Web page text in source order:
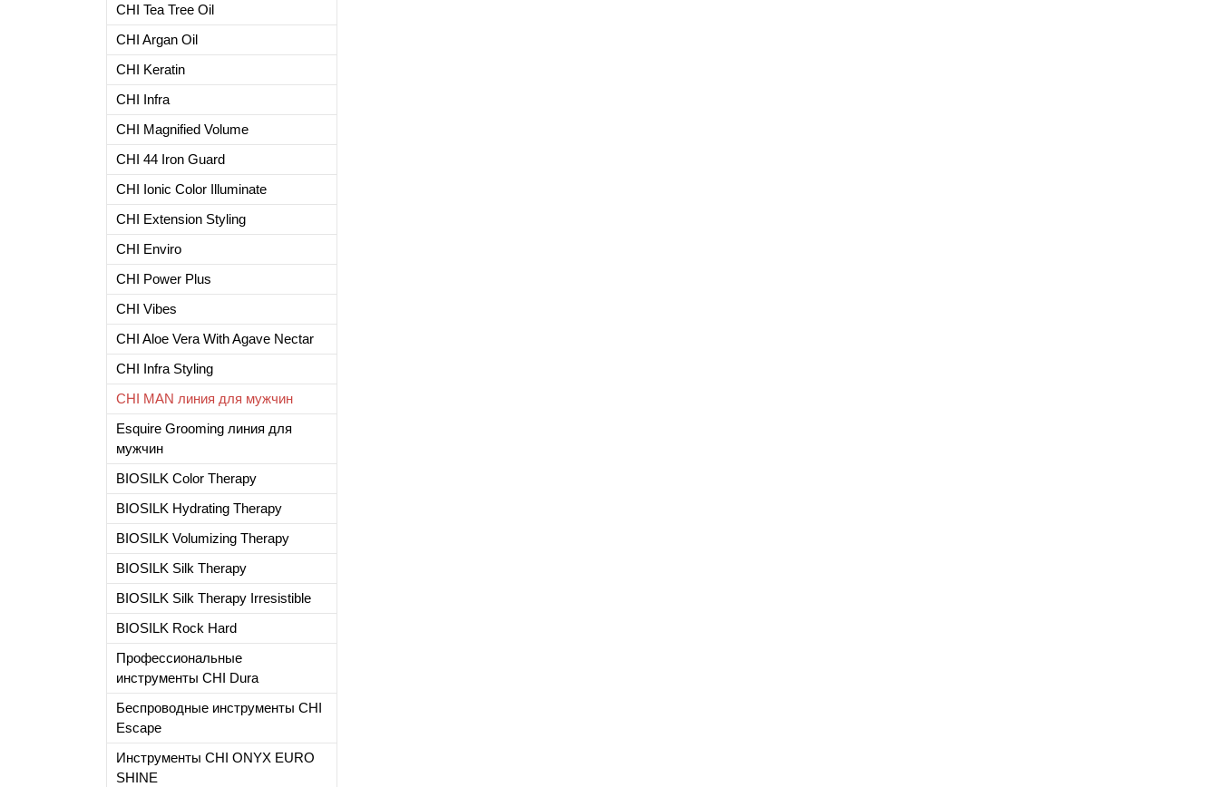
CHI Tea Tree Oil
СHI Argan Oil
CHI Keratin
CHI Infra
CHI Magnified Volume
CHI 44 Iron Guard
CHI Ionic Color Illuminate
CHI Extension Styling
CHI Enviro
CHI Power Plus
CHI Vibes
CHI Aloe Vera With Agave Nectar
CHI Infra Styling
CHI MAN линия для мужчин
Esquire Grooming линия для
мужчин
BIOSILK Color Therapy
BIOSILK Hydrating Therapy
BIOSILK Volumizing Therapy
BIOSILK Silk Therapy
BIOSILK Silk Therapy Irresistible
BIOSILK Rock Hard
Профессиональные
инструменты CHI Dura
Беспроводные инструменты CHI
Escape
Инструменты CHI ONYX EURO
SHINE